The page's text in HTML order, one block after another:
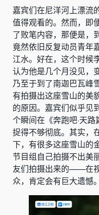
嘉宾们在尼洋河上漂流
值得观看的。然而，即
了败笔内容，那便是，
竟然依旧反复动员青年
江水。好在，这个时候
认为他是几个月没见，
乃至于到了南迦巴瓦峰
有拍摄出这座雪山的美
的原因。嘉宾们似乎见
个瞬间在《奔跑吧·天
捉得不够彻底。其实，
下，有很多这座雪山的
节目组自己拍摄不出美
友们拍摄出来的——在
众，肯定会有巨大遗憾。